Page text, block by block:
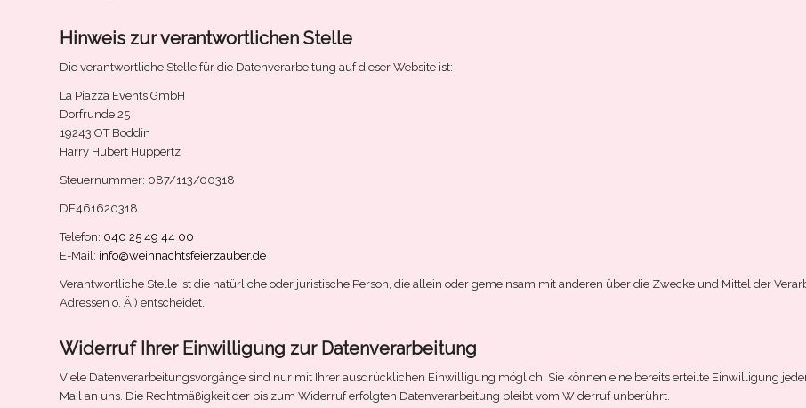
Hinweis zur verantwortlichen Stelle
Die verantwortliche Stelle für die Datenverarbeitung auf dieser Website ist:
La Piazza Events GmbH
Dorfrunde 25
19243 OT Boddin
Harry Hubert Huppertz
Steuernummer: 087/113/00318
DE461620318
Telefon: 040 25 49 44 00
E-Mail: info@weihnachtsfeierzauber.de
Verantwortliche Stelle ist die natürliche oder juristische Person, die allein oder gemeinsam mit anderen über die Zwecke und Mittel der
Adressen o. Ä.) entscheidet.
Widerruf Ihrer Einwilligung zur Datenverarbeitung
Viele Datenverarbeitungsvorgänge sind nur mit Ihrer ausdrücklichen Einwilligung möglich. Sie können eine bereits erteilte Einwilligung
Mail an uns. Die Rechtmäßigkeit der bis zum Widerruf erfolgten Datenverarbeitung bleibt vom Widerruf unberührt.